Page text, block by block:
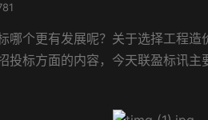
个更有发展呢？关于选择工程造
投标方面的内容，今天联盈标讯主